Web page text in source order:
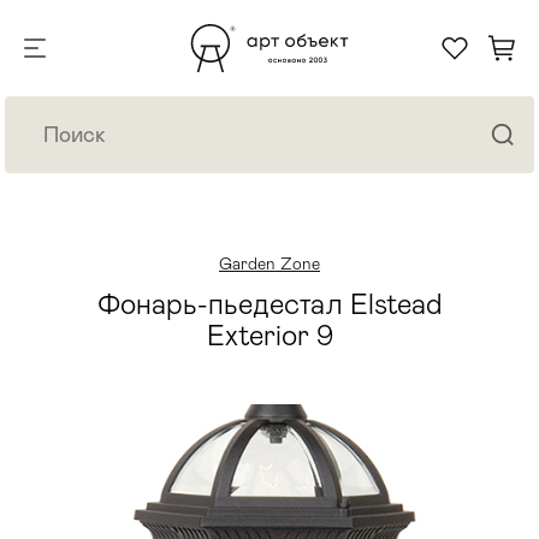
Garden Zone
Фонарь-пьедестал Elstead
Exterior 9